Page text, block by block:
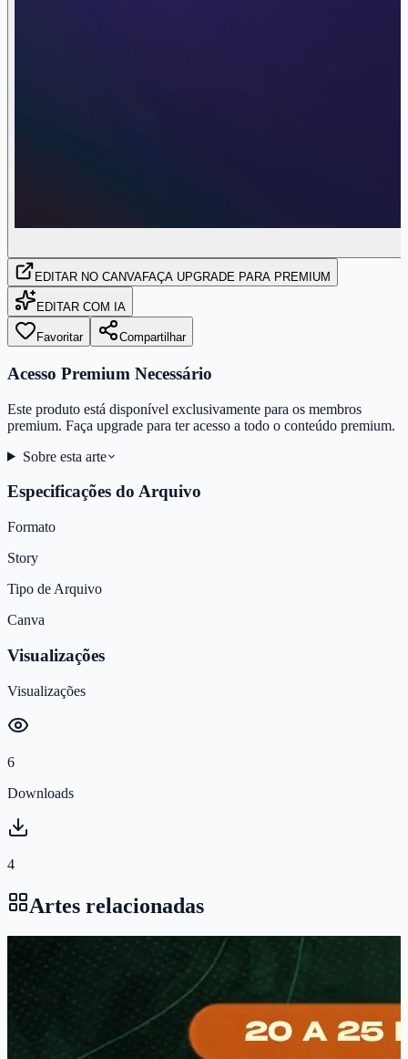
EDITAR NO CANVAFAÇA UPGRADE PARA PREMIUM
EDITAR COM IA
Favoritar Compartilhar
Acesso Premium Necessário
Este produto está disponível exclusivamente para os membros
premium. Faça upgrade para ter acesso a todo o conteúdo premium.
Sobre esta arte
Especificações do Arquivo
Formato
Story
Tipo de Arquivo
Canva
Visualizações
Visualizações
6
Downloads
4
Artes relacionadas